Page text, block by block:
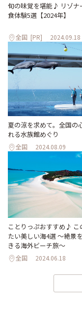
旬の味覚を堪能♪ リゾナ
食体験5選【2024年】
全国 [PR] 2024.09.18
夏の涼を求めて。全国の
れる水族館めぐり
全国 2024.08.09
ことりっぷおすすめ♪ こ
たい美しい海4選 〜絶景
きる海外ビーチ旅～
全国 2024.06.18